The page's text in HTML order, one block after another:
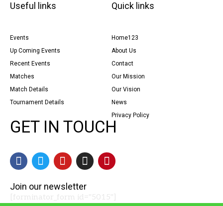
Useful links
Events
Up Coming Events
Recent Events
Matches
Match Details
Tournament Details
Quick links
Home123
About Us
Contact
Our Mission
Our Vision
News
Privacy Policy
GET IN TOUCH
Join our newsletter